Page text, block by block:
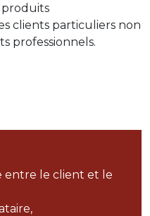
produits
clients particuliers non
professionnels.
entre le client et le